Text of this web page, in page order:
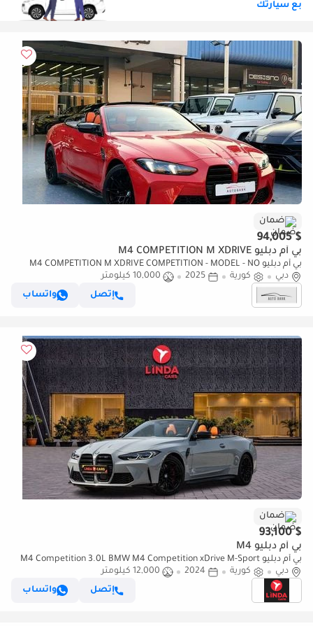
بع سيارتك
ضمان
$ 94,005
بي أم دبليو M4 COMPETITION M XDRIVE
بي أم دبليو M4 COMPETITION M XDRIVE COMPETITION - MODEL - NO
ACCIDENT OR PAINT - 10,000 KM - INTERNATIONAL WARRANTY
دبي كورية 2025
10,000 كيلومتر
إتصل
واتساب
ضمان
$ 93,100
بي أم دبليو M4
بي أم دبليو M4 Competition 3.0L BMW M4 Competition xDrive M-Sport
Pure Convertible 2024 Korean Specs | Warranty
دبي كورية 2024
12,000 كيلومتر
إتصل
واتساب